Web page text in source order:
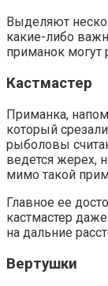
Выделяют
какие-либо
приманок могут
Кастмастер
Приманка,
который
рыболовы
ведется жерех,
мимо такой
Главное ее
кастмастер
на дальние
Вертушки